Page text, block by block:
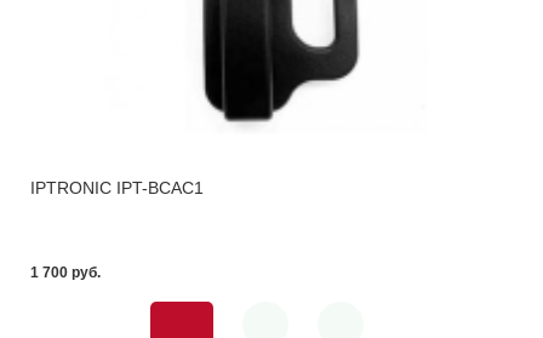
IPTRONIC IPT-BCAC1
1 700 pуб.